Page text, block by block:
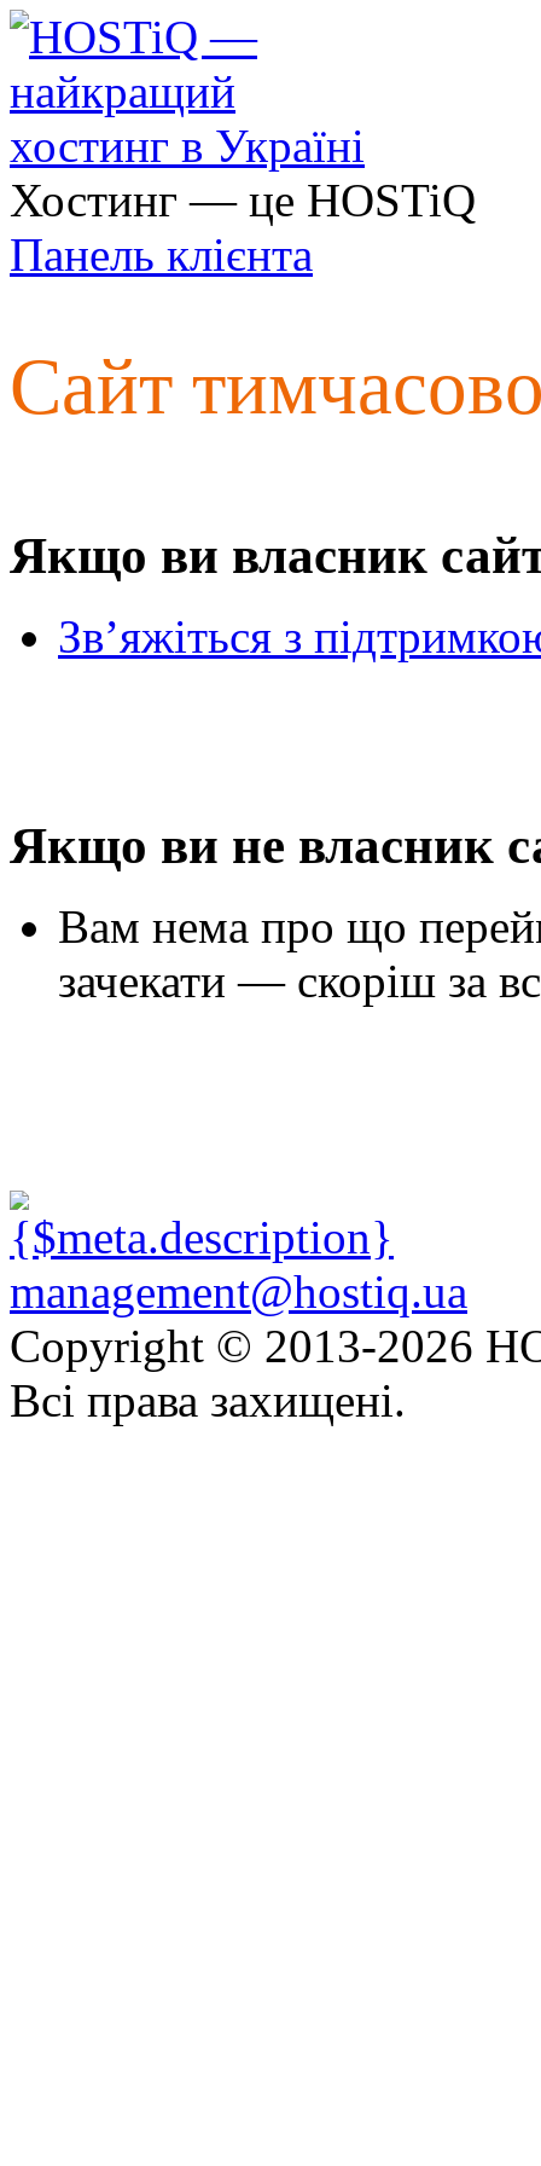
Хостинг — це HOSTiQ
Панель клієнта
Сайт
Якщо ви власник
Зв’яжіться з
Якщо ви не власник
Вам нема про що
зачекати — скоріш за
management@hostiq.ua
Copyright © 2013-2026
Всі права захищені.